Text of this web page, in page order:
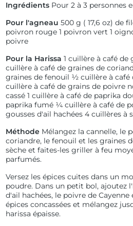
Ingrédients Pour 2 à 3 personnes
Pour l'agneau 500 g ( 17,6 oz) de
poivron rouge 1 poivron vert 1
poivre
Pour la Harissa 1 cuillère à café
cuillère à café de graines de
graines de fenouil ½ cuillère à café
cuillère à café de grains de poivre
cassé 1 cuillère à café de paprika
paprika fumé ¼ cuillère à café de
gousses d'ail hachées 4 cuillères à
Méthode Mélangez la cannelle, le
coriandre, le fenouil et les graines
sèche et faites-les griller à feu
parfumés.
Versez les épices cuites dans un
poudre. Dans un petit bol, ajoutez
d'ail hachées, le poivre de
épices concassées et mélangez
harissa épaisse.